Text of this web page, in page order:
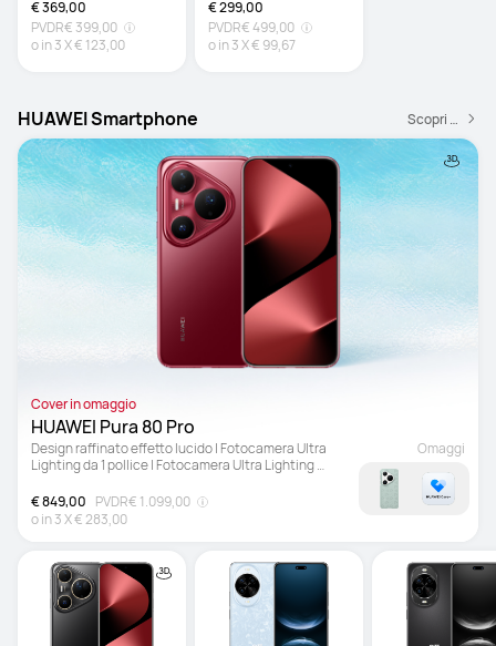
€ 369,00
PVDR€ 399,00
o in3X€ 123,00
€ 299,00
PVDR€ 499,00
o in3X€ 99,67
HUAWEI Smartphone Scopri di più
Cover in omaggio
HUAWEI Pura 80 Pro
Design raffinato effetto lucido | Fotocamera Ultra
Lighting da 1 pollice | Fotocamera Ultra Lighting
€ 849,00 PVDR€ 1.099,00
o in3X€ 283,00
Omaggi